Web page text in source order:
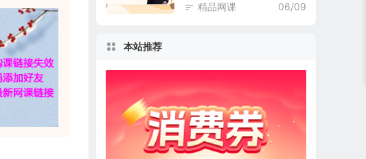
06/09
精品网课
本站推荐